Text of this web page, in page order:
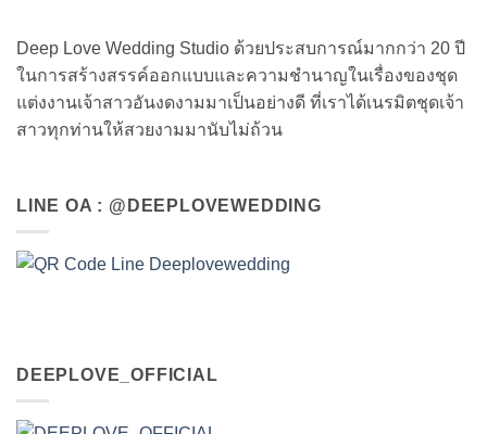
Deep Love Wedding Studio ด้วยประสบการณ์มากกว่า 20 ปี
ในการสร้างสรรค์ออกแบบและความชำนาญในเรื่องของชุด
แต่งงานเจ้าสาวอันงดงามมาเป็นอย่างดี ที่เราได้เนรมิตชุดเจ้า
สาวทุกท่านให้สวยงามมานับไม่ถ้วน
LINE OA : @DEEPLOVEWEDDING
DEEPLOVE_OFFICIAL